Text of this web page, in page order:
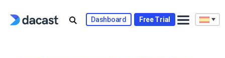
Dashboard Free Trial